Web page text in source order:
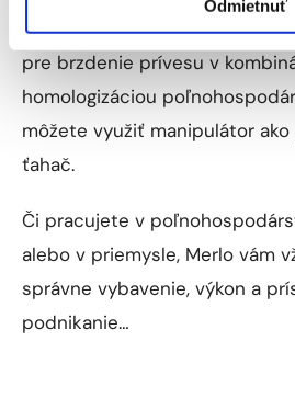
Odmietnuť
vybavenia stroja
pre brzdenie prívesu v
homologizáciou
môžete využiť manipulátor
ťahač.
Či pracujete v
alebo v priemysle, Merlo vám
správne vybavenie, výkon a
podnikanie…